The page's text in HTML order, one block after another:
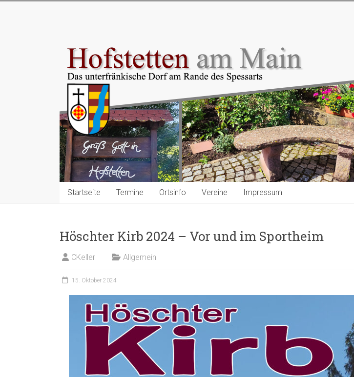
am
Main
Das
unterfränkische
Dorf
am
Rande
des
Spessarts
Startseite Termine Ortsinfo Vereine Impressum
Höschter Kirb 2024 – Vor und im Sportheim
CKeller Allgemein
15. Oktober 2024